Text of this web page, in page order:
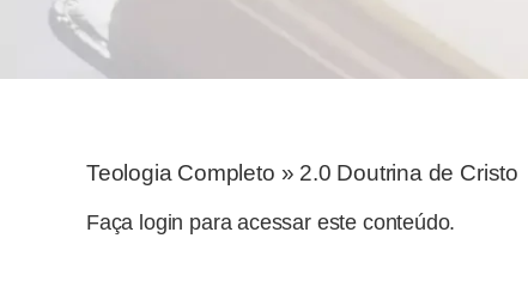
Teologia Completo » 2.0 Doutrina de Cristo
Faça login para acessar este conteúdo.